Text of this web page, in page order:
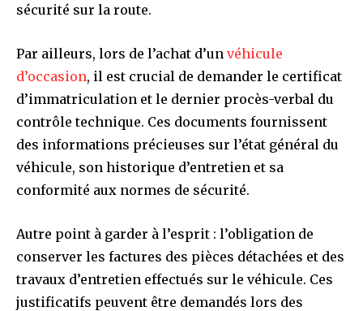
sécurité sur la route.
Par ailleurs, lors de l’achat d’un véhicule
d’occasion, il est crucial de demander le certificat
d’immatriculation et le dernier procès-verbal du
contrôle technique. Ces documents fournissent
des informations précieuses sur l’état général du
véhicule, son historique d’entretien et sa
conformité aux normes de sécurité.
Autre point à garder à l’esprit : l’obligation de
conserver les factures des pièces détachées et des
travaux d’entretien effectués sur le véhicule. Ces
justificatifs peuvent être demandés lors des